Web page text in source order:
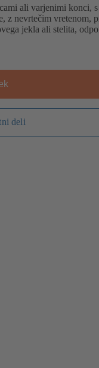
ali varjenimi konci, s
z nevrtečim vretenom,
jekla ali stelita,
deli